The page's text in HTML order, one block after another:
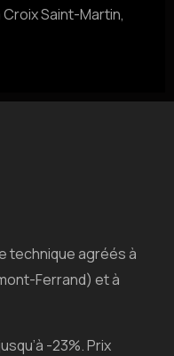
Saint-Martin,
technique agréés à
Ferrand) et à
-23%. Prix